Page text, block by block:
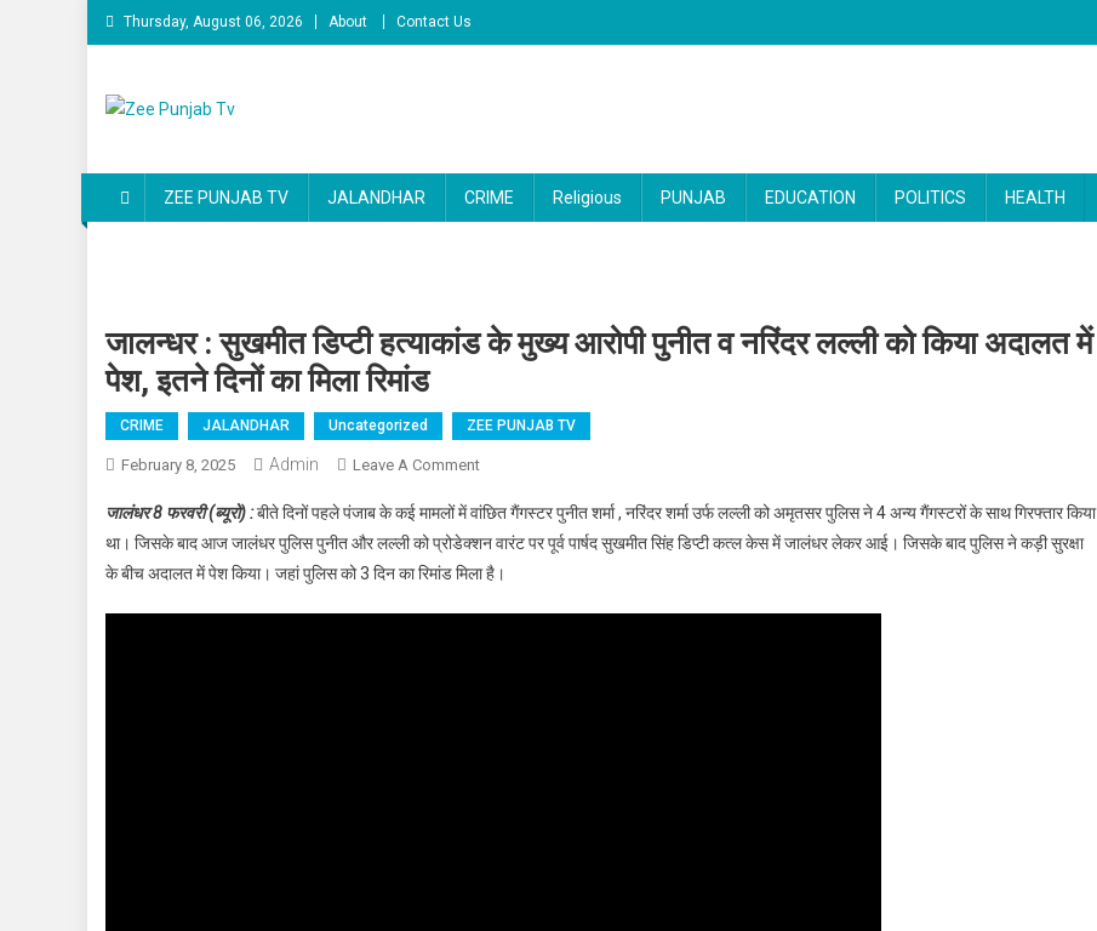
Skip to content
Thursday, August 06, 2026 About Contact Us
ZEE PUNJAB TV JALANDHAR CRIME Religious PUNJAB EDUCATION POLITICS HEALTH
जालन्धर : सुखमीत डिप्टी हत्याकांड के मुख्य आरोपी पुनीत व नरिंदर लल्ली को किया अदालत में
पेश, इतने दिनों का मिला रिमांड
CRIME JALANDHAR Uncategorized ZEE PUNJAB TV
February 8, 2025 Admin Leave A Comment
जालंधर 8 फरवरी (ब्यूरो) :बीते दिनों पहले पंजाब के कई मामलों में वांछित गैंगस्टर पुनीत शर्मा , नरिंदर शर्मा उर्फ लल्ली को अमृतसर पुलिस ने 4 अन्य गैंगस्टरों के साथ गिरफ्तार किया
था। जिसके बाद आज जालंधर पुलिस पुनीत और लल्ली को प्रोडेक्शन वारंट पर पूर्व पार्षद सुखमीत सिंह डिप्टी कत्ल केस में जालंधर लेकर आई। जिसके बाद पुलिस ने कड़ी सुरक्षा
के बीच अदालत में पेश किया। जहां पुलिस को 3 दिन का रिमांड मिला है।